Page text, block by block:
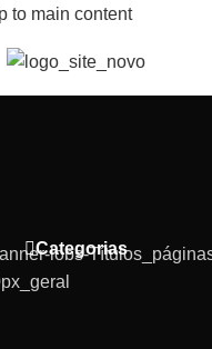
to main content
Vindo(a) a Lobs Store
Categorias